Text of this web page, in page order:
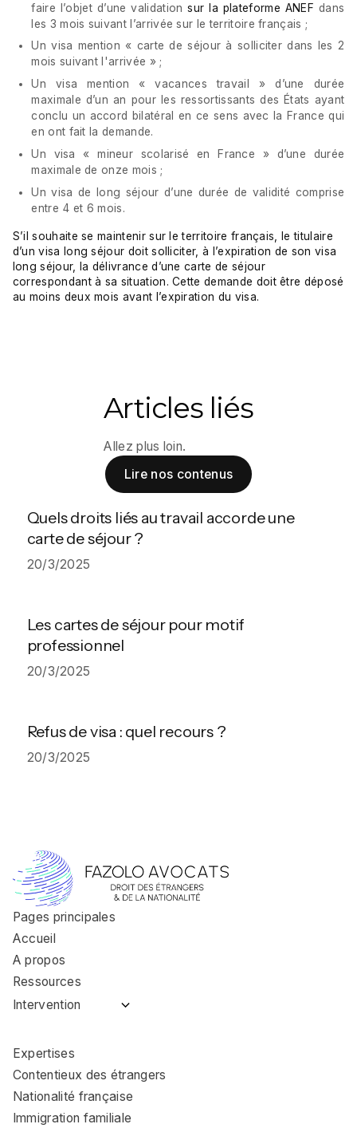
faire l’objet d’une validationsur la plateforme ANEF dans
les 3 mois suivant l’arrivée sur le territoire français ;
Un visa mention « carte de séjour à solliciter dans les 2
mois suivant l'arrivée » ;
Un visa mention « vacances travail » d’une durée
maximale d’un an pour les ressortissants des États ayant
conclu un accord bilatéral en ce sens avec la France qui
en ont fait la demande.
Un visa « mineur scolarisé en France » d’une durée
maximale de onze mois ;
Un visa de long séjour d’une durée de validité comprise
entre 4 et 6 mois.
S’il souhaite se maintenir sur le territoire français, le titulaire
d’un visa long séjour doit solliciter, à l’expiration de son visa
long séjour, la délivrance d’une carte de séjour
correspondant à sa situation. Cette demande doit être déposé
au moins deux mois avant l’expiration du visa.
Articles liés
Allez plus loin.
Lire nos contenus
Quels droits liés au travail accorde une
carte de séjour ?
20/3/2025
Les cartes de séjour pour motif
professionnel
20/3/2025
Refus de visa : quel recours ?
20/3/2025
Pages principales
Accueil
A propos
Ressources
Intervention
Coulommiers
Avocat immigration
Nemours
Avocat immigration
Fontainebleau
Expertises
Contentieux des étrangers
Nationalité française
Immigration familiale